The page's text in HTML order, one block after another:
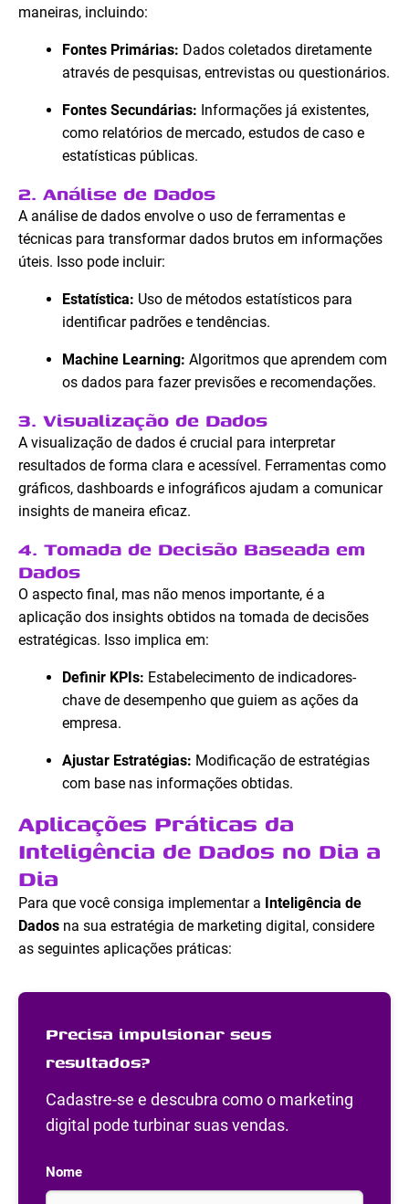
maneiras, incluindo:
Fontes Primárias: Dados coletados diretamente
através de pesquisas, entrevistas ou questionários.
Fontes Secundárias: Informações já existentes,
como relatórios de mercado, estudos de caso e
estatísticas públicas.
2. Análise de Dados
A análise de dados envolve o uso de ferramentas e
técnicas para transformar dados brutos em informações
úteis. Isso pode incluir:
Estatística: Uso de métodos estatísticos para
identificar padrões e tendências.
Machine Learning: Algoritmos que aprendem com
os dados para fazer previsões e recomendações.
3. Visualização de Dados
A visualização de dados é crucial para interpretar
resultados de forma clara e acessível. Ferramentas como
gráficos, dashboards e infográficos ajudam a comunicar
insights de maneira eficaz.
4. Tomada de Decisão Baseada em
Dados
O aspecto final, mas não menos importante, é a
aplicação dos insights obtidos na tomada de decisões
estratégicas. Isso implica em:
Definir KPIs: Estabelecimento de indicadores-
chave de desempenho que guiem as ações da
empresa.
Ajustar Estratégias: Modificação de estratégias
com base nas informações obtidas.
Aplicações Práticas da
Inteligência de Dados no Dia a
Dia
Para que você consiga implementar a Inteligência de
Dados na sua estratégia de marketing digital, considere
as seguintes aplicações práticas:
Precisa impulsionar seus
resultados?
Cadastre-se e descubra como o marketing
digital pode turbinar suas vendas.
Nome